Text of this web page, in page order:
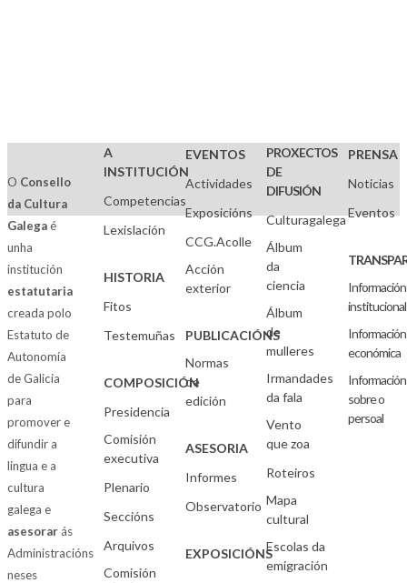
O Consello
da Cultura
Galegaé
unha
institución
estatutaria
creada polo
Estatuto de
Autonomía
de Galicia
para
promover e
difundir a
lingua e a
cultura
galega e
asesorarás
Administracións
neses
A
INSTITUCIÓN
Competencias
Lexislación
HISTORIA
Fitos
Testemuñas
COMPOSICIÓN
Presidencia
Comisión
executiva
Plenario
Seccións
Arquivos
Comisión
EVENTOS
Actividades
Exposicións
CCG.Acolle
Acción
exterior
PUBLICACIÓNS
Normas
de
edición
ASESORIA
Informes
Observatorio
EXPOSICIÓNS
PROXECTOS
DE
DIFUSIÓN
Culturagalega
Álbum
da
ciencia
Álbum
de
mulleres
Irmandades
da fala
Vento
que zoa
Roteiros
Mapa
cultural
Escolas da
emigración
PRENSA
Noticias
Eventos
Información
institucional
Información
económica
Información
sobre o
persoal